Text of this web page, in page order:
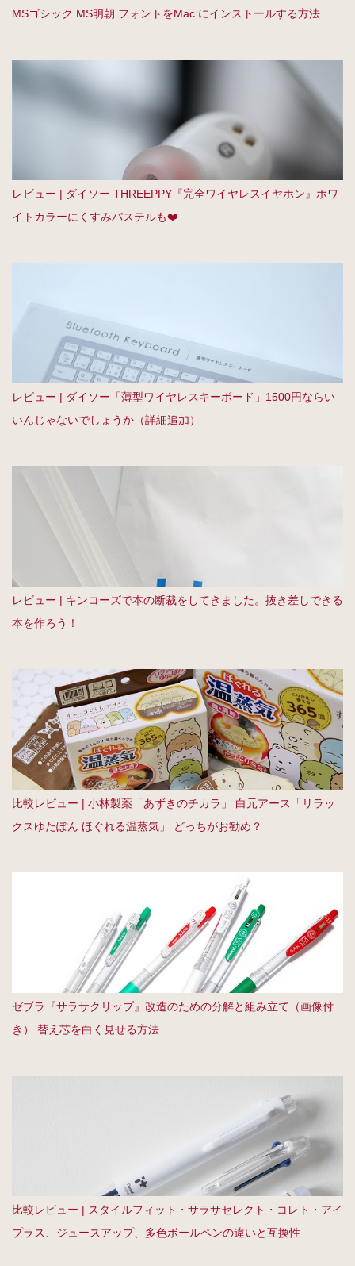
MSゴシック MS明朝 フォントをMac にインストールする方法
レビュー | ダイソー THREEPPY『完全ワイヤレスイヤホン』ホワ
イトカラーにくすみパステルも❤️
レビュー | ダイソー「薄型ワイヤレスキーボード」1500円ならい
いんじゃないでしょうか（詳細追加）
レビュー | キンコーズで本の断裁をしてきました。抜き差しできる
本を作ろう！
比較レビュー | 小林製薬「あずきのチカラ」 白元アース「リラッ
クスゆたぽん ほぐれる温蒸気」 どっちがお勧め？
ゼブラ『サラサクリップ』改造のための分解と組み立て（画像付
き） 替え芯を白く見せる方法
比較レビュー | スタイルフィット・サラサセレクト・コレト・アイ
プラス、ジュースアップ、多色ボールペンの違いと互換性